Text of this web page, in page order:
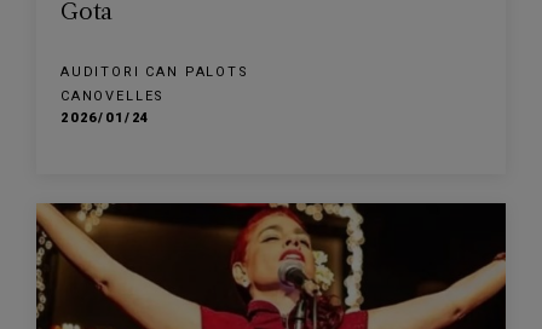
Gota
AUDITORI CAN PALOTS
CANOVELLES
2026/01/24